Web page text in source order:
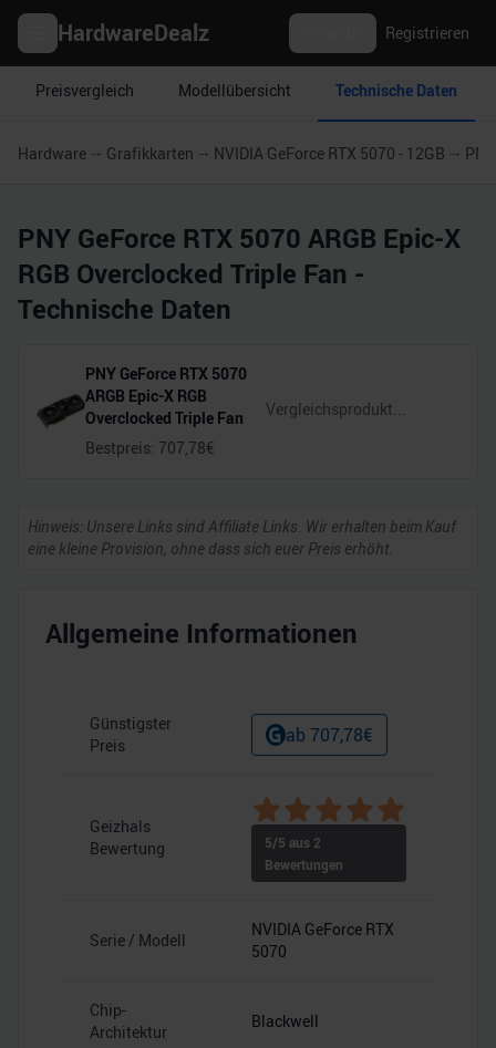
HardwareDealz Registrieren
Preisvergleich Modellübersicht Technische Daten
Hardware Grafikkarten NVIDIA GeForce RTX 5070 - 12GB
PNY GeForce RTX 5070 ARGB Epic-X
RGB Overclocked Triple Fan -
Technische Daten
PNY GeForce RTX 5070
ARGB Epic-X RGB
Overclocked Triple Fan
Bestpreis: 707,78€
Hinweis: Unsere Links sind Affiliate Links. Wir erhalten beim Kauf
eine kleine Provision, ohne dass sich euer Preis erhöht.
Allgemeine Informationen
Günstigster
Preis
ab 707,78€
Geizhals
Bewertung
5/5 aus 2
Bewertungen
Serie / Modell
NVIDIA GeForce RTX
5070
Chip-
Architektur
Blackwell